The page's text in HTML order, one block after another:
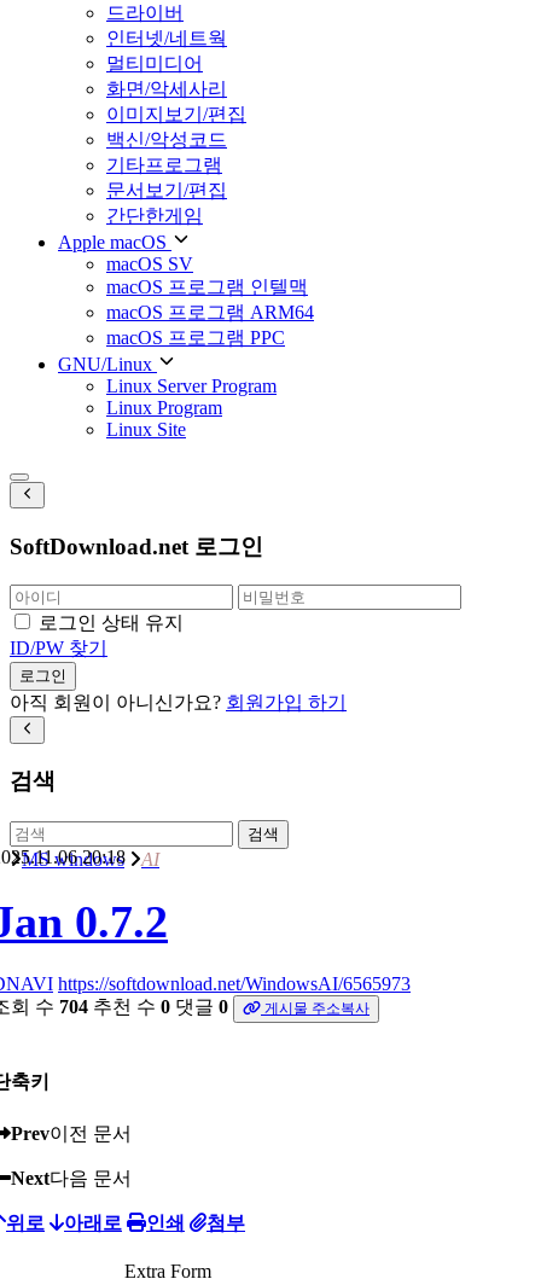
드라이버
인터넷/네트웍
멀티미디어
화면/악세사리
이미지보기/편집
백신/악성코드
기타프로그램
문서보기/편집
간단한게임
Apple macOS
macOS SV
macOS 프로그램 인텔맥
macOS 프로그램 ARM64
macOS 프로그램 PPC
GNU/Linux
Linux Server Program
Linux Program
Linux Site
SoftDownload.net 로그인
로그인 상태 유지
ID/PW 찾기
로그인
아직 회원이 아니신가요? 회원가입 하기
검색
검색
MS windows AI
20:18
0.7.2
https://softdownload.net/WindowsAI/6565973
회 수 704 추천 수 0 댓글 0 게시물 주소복사
축키
Prev이전 문서
Next다음 문서
위로 아래로 인쇄 첨부
Extra Form